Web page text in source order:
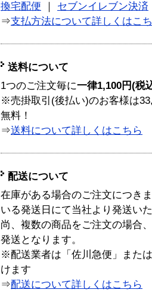
換宅配便
セブンイレブン決済
⇒支払方法について詳しくはこ
送料について
1つのご注文毎に一律1,100円(税
※売掛取引(後払い)のお客様は
無料！
⇒送料について詳しくはこちら
配送について
在庫がある場合のご注文につき
いる発送日にて当社より発送い
尚、複数の商品をご注文の場合
発送となります。
※配送業者は「佐川急便」また
けます
⇒配送について詳しくはこちら